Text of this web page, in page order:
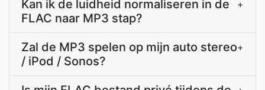
Kan ik de luidheid normaliseren in de
FLAC naar MP3 stap?
+
Zal de MP3 spelen op mijn auto stereo
/ iPod / Sonos?
+